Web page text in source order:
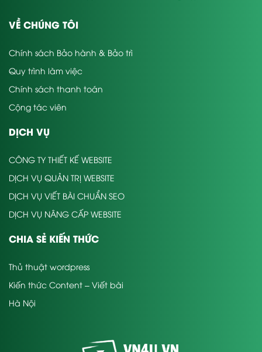
VỀ CHÚNG TÔI
Chính sách Bảo hành & Bảo trì
Quy trình làm việc
Chính sách thanh toán
Cộng tác viên
DỊCH VỤ
CÔNG TY THIẾT KẾ WEBSITE
DỊCH VỤ QUẢN TRỊ WEBSITE
DỊCH VỤ VIẾT BÀI CHUẨN SEO
DỊCH VỤ NÂNG CẤP WEBSITE
CHIA SẺ KIẾN THỨC
Thủ thuật wordpress
Kiến thức Content – Viết bài
Hà Nội